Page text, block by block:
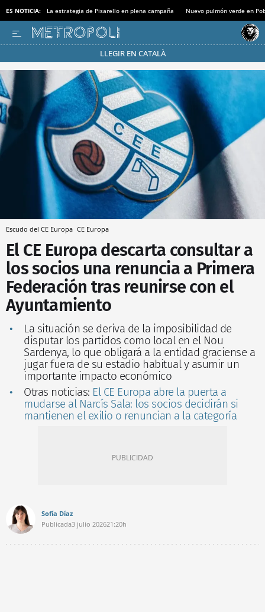
ES NOTICIA: La estrategia de Pisarello en plena campaña Nuevo pulmón verde en
LLEGIR EN CATALÀ
Pásate al MODO AHORRO
Escudo del CE Europa CE Europa
El CE Europa descarta consultar a
los socios una renuncia a Primera
Federación tras reunirse con el
Ayuntamiento
La situación se deriva de la imposibilidad de
disputar los partidos como local en el Nou
Sardenya, lo que obligará a la entidad graciense a
jugar fuera de su estadio habitual y asumir un
importante impacto económico
Otras noticias: El CE Europa abre la puerta a
mudarse al Narcís Sala: los socios decidirán si
mantienen el exilio o renuncian a la categoría
Sofía Díaz
Publicada3 julio 202621:20h